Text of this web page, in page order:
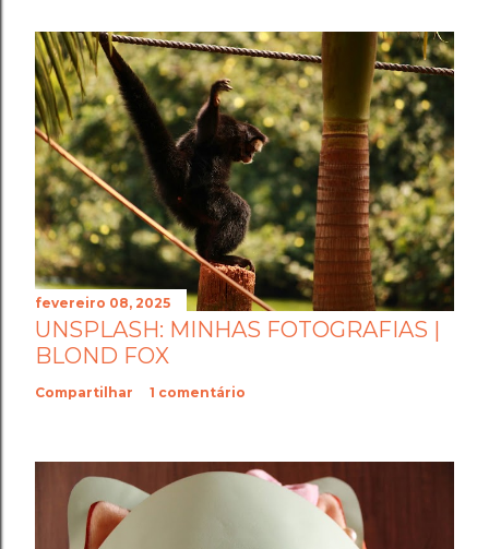
fevereiro 08, 2025
UNSPLASH: MINHAS FOTOGRAFIAS |
BLOND FOX
Compartilhar 1 comentário